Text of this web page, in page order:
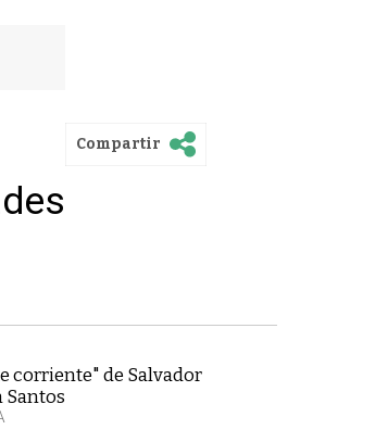
Compartir
corriente" de Salvador
Santos